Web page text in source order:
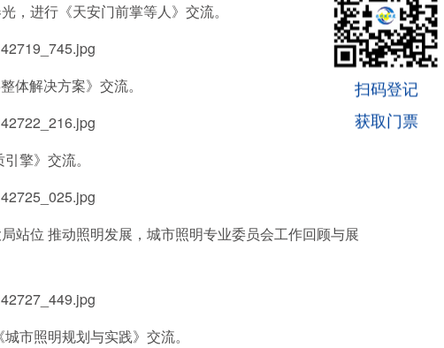
进行《天安门前掌等人》交流。
解决方案》交流。
擎》交流。
位 推动照明发展，城市照明专业委员会工作回顾与展
市照明规划与实践》交流。
扫码登记
获取门票